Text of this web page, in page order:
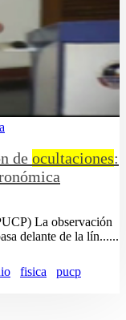
de ocultaciones:
La observación
delante de la lín......
fisica
pucp